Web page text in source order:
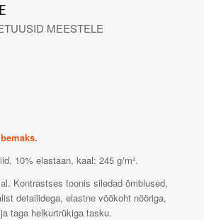
MEESTELE
10% elastaan, kaal: 245 g/m².
Kontrastses toonis siledad õmblused,
detailidega, elastne vöökoht nööriga,
taga helkurtrükiga tasku.